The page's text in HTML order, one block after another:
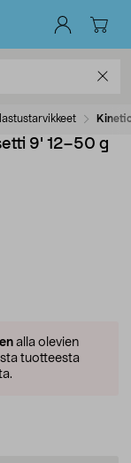
9' 12–50 g
alla olevien
tuotteesta